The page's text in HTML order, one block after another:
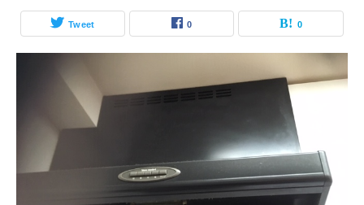
Tweet 0 0